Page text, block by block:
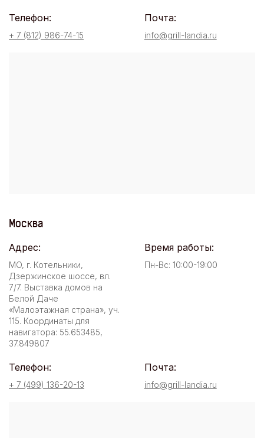
Телефон:
+ 7 (812) 986-74-15
Почта:
info@grill-landia.ru
Москва
Адрес:
МО, г. Котельники,
Дзержинское шоссе, вл.
7/7. Выставка домов на
Белой Даче
«Малоэтажная страна», уч.
115. Координаты для
навигатора: 55.653485,
37.849807
Время работы:
Пн-Вс: 10:00-19:00
Телефон:
+ 7 (499) 136-20-13
Почта:
info@grill-landia.ru